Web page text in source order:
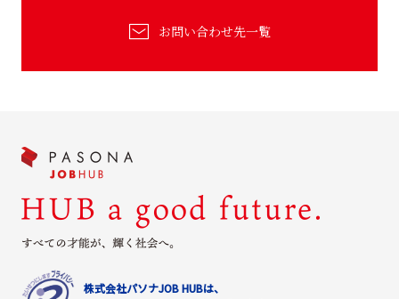
お問い合わせ先一覧
株式会社パソナJOB HUBは、